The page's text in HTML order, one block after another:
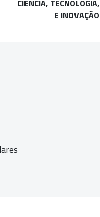
CIÊNCIA, TECNOLOGIA,
E INOVAÇÃO